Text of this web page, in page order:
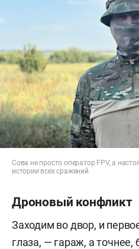
Сова не просто оператор FPV, а
истории всех сражений
Дроновый конфликт
Заходим во двор, и
глаза, — гараж, а